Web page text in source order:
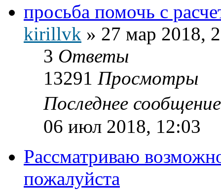
просьба помочь с
kirillvk » 27 мар 2018,
3 Ответы
13291 Просмотры
Последнее
06 июл 2018, 12:03
Рассматриваю
пожалуйста